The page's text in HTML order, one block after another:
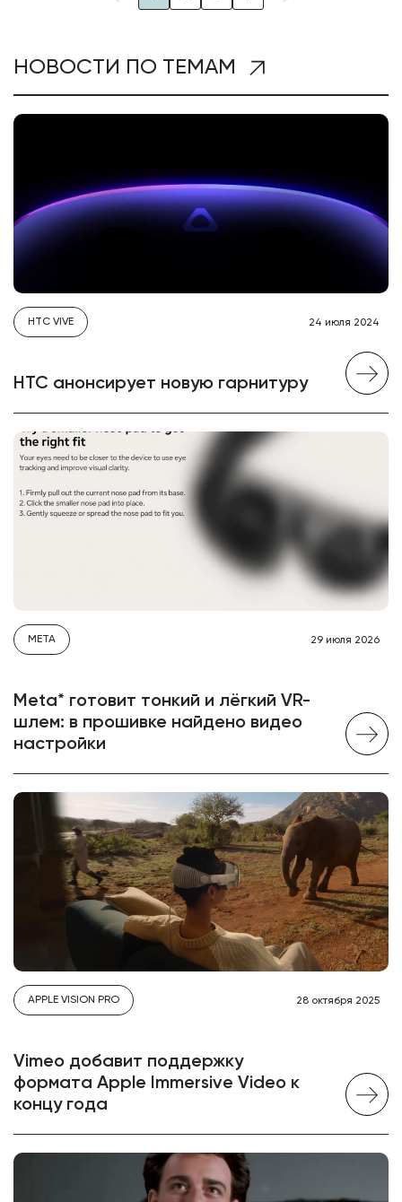
НОВОСТИ ПО ТЕМАМ
HTC VIVE 24 июля 2024
HTC анонсирует новую гарнитуру
META 29 июля 2026
Meta* готовит тонкий и лёгкий VR-
шлем: в прошивке найдено видео
настройки
APPLE VISION PRO 28 октября 2025
Vimeo добавит поддержку
формата Apple Immersive Video к
концу года